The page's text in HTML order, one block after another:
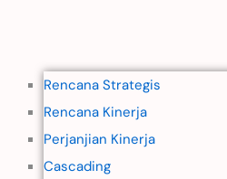
Rencana Strategis
Rencana Kinerja
Perjanjian Kinerja
Cascading